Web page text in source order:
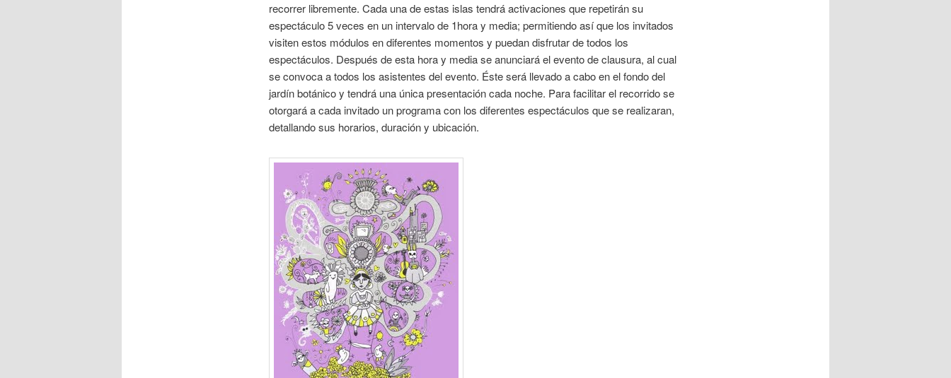
recorrer libremente. Cada una de estas islas tendrá activaciones que repetirán su
espectáculo 5 veces en un intervalo de 1hora y media; permitiendo así que los invitados
visiten estos módulos en diferentes momentos y puedan disfrutar de todos los
espectáculos. Después de esta hora y media se anunciará el evento de clausura, al cual
se convoca a todos los asistentes del evento. Éste será llevado a cabo en el fondo del
jardín botánico y tendrá una única presentación cada noche. Para facilitar el recorrido se
otorgará a cada invitado un programa con los diferentes espectáculos que se realizaran,
detallando sus horarios, duración y ubicación.